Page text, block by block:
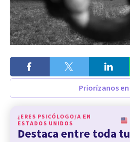
Priorízanos en
¿ERES PSICÓLOGO/A EN
ESTADOS UNIDOS
Destaca entre toda tu